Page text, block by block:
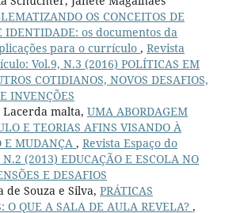
OS CONCEITOS DE
IDENTIDADE: os documentos da
para o currículo , Revista
Vol.9, N.3 (2016) POLÍTICAS EM
COTIDIANOS, NOVOS DESAFIOS,
INVENÇÕES
malta, UMA ABORDAGEM
E TEORIAS AFINS VISANDO À
E MUDANÇA , Revista Espaço do
(2013) EDUCAÇÃO E ESCOLA NO
E DESAFIOS
Souza e Silva, PRÁTICAS
O QUE A SALA DE AULA REVELA? ,